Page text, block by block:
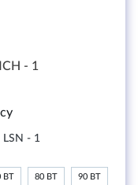
- 1
LSN - 1
ВТ 80 ВТ 90 ВТ